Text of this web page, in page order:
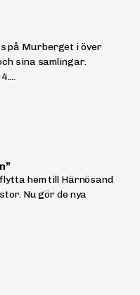
på Murberget i över
sina samlingar.
hem till Härnösand
Nu gör de nya